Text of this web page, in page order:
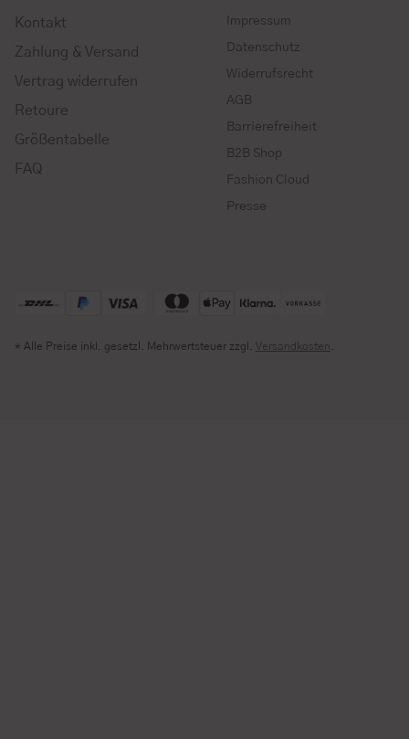
Kontakt
Zahlung & Versand
Vertrag widerrufen
Retoure
Größentabelle
FAQ
Impressum
Datenschutz
Widerrufsrecht
AGB
Barrierefreiheit
B2B Shop
Fashion Cloud
Presse
* Alle Preise inkl. gesetzl. Mehrwertsteuer zzgl. Versandkosten